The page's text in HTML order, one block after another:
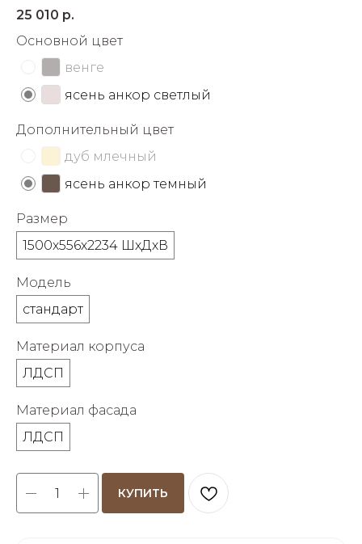
25 010 р.
Основной цвет
венге
ясень анкор светлый
Дополнительный цвет
дуб млечный
ясень анкор темный
Размер
1500х556х2234 ШхДхВ
Модель
стандарт
Материал корпуса
ЛДСП
Материал фасада
ЛДСП
КУПИТЬ
Подробнее
об оплате Плайтом
недели
8 800 302-02-51